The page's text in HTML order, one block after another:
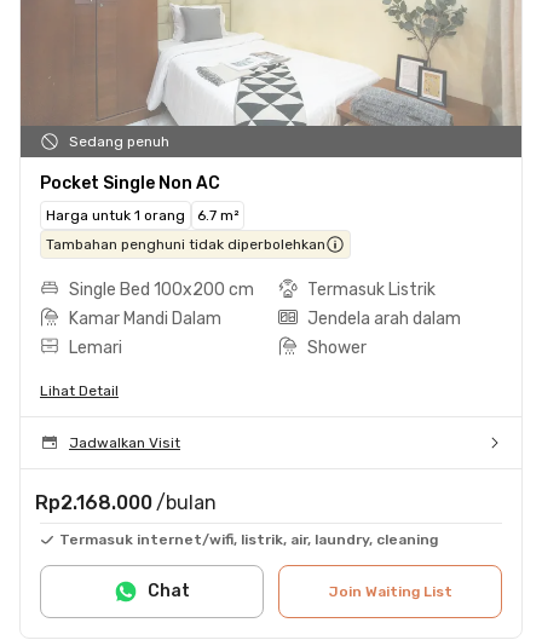
Sedang penuh
Pocket Single Non AC
Harga untuk 1 orang
6.7 m²
Tambahan penghuni tidak diperbolehkan
Single Bed 100x200 cm
Termasuk Listrik
Kamar Mandi Dalam
Jendela arah dalam
Lemari
Shower
Lihat Detail
Jadwalkan Visit
Rp2.168.000 /bulan
Termasuk internet/wifi, listrik, air, laundry, cleaning
Join Waiting List
Chat